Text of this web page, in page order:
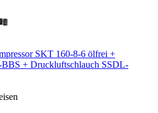
SKT 160-8-6 ölfrei +
BBS + Druckluftschlauch SSDL-